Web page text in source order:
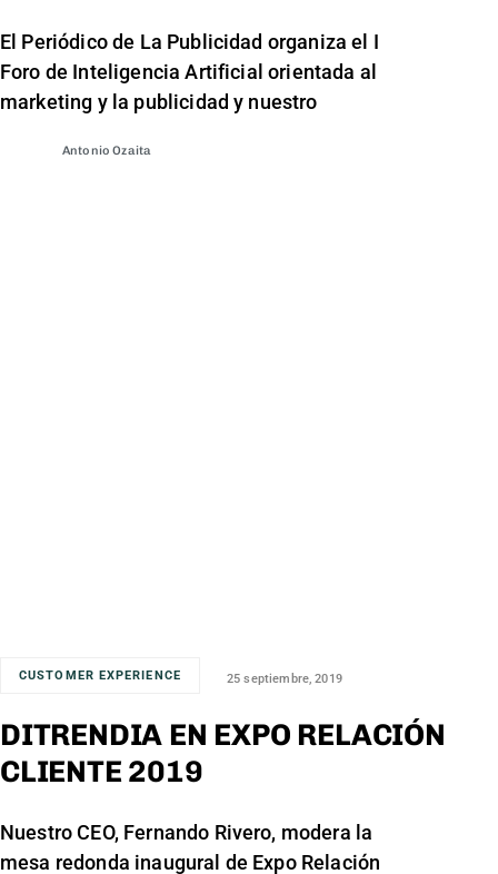
El Periódico de La Publicidad organiza el I
Foro de Inteligencia Artificial orientada al
marketing y la publicidad y nuestro
Antonio Ozaita
CUSTOMER EXPERIENCE 25 septiembre, 2019
DITRENDIA EN EXPO RELACIÓN
CLIENTE 2019
Nuestro CEO, Fernando Rivero, modera la
mesa redonda inaugural de Expo Relación